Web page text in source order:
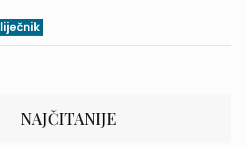
liječnik
NAJČITANIJE